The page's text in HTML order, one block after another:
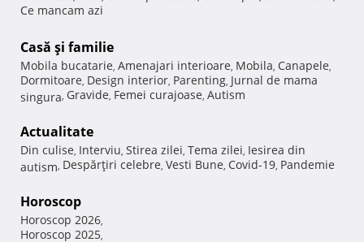
Ce mancam azi
Casă şi familie
Mobila bucatarie, Amenajari interioare, Mobila, Canapele,
Dormitoare, Design interior, Parenting, Jurnal de mama
singura, Gravide, Femei curajoase, Autism
Actualitate
Din culise, Interviu, Stirea zilei, Tema zilei, Iesirea din
autism, Despărţiri celebre, Vesti Bune, Covid-19, Pandemie
Horoscop
Horoscop 2026,
Horoscop 2025,